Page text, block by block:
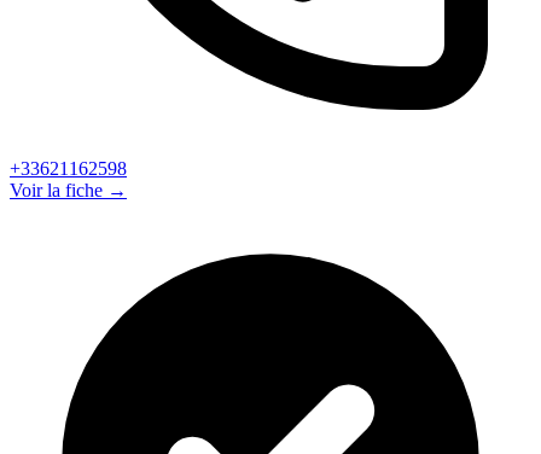
+33621162598
Voir la fiche →